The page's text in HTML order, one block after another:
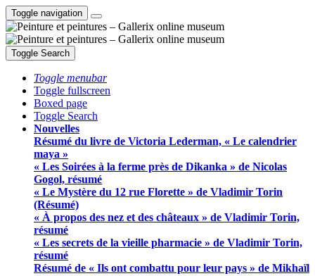
Toggle navigation
Toggle Search
Toggle menubar
Toggle fullscreen
Boxed page
Toggle Search
Nouvelles
Résumé du livre de Victoria Lederman, « Le calendrier
maya »
« Les Soirées à la ferme près de Dikanka » de Nicolas
Gogol, résumé
« Le Mystère du 12 rue Florette » de Vladimir Torin
(Résumé)
« À propos des nez et des châteaux » de Vladimir Torin,
résumé
« Les secrets de la vieille pharmacie » de Vladimir Torin,
résumé
Résumé de « Ils ont combattu pour leur pays » de Mikhaïl